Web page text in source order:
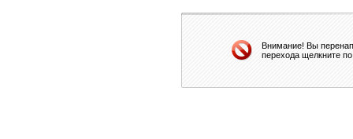
Внимание! Вы
перехода щелкните